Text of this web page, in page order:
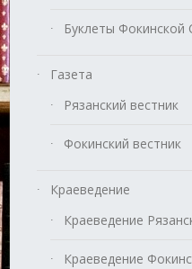
Буклеты Фокинской
Газета
Рязанский вестник
Фокинский вестник
Краеведение
Краеведение
Краеведение